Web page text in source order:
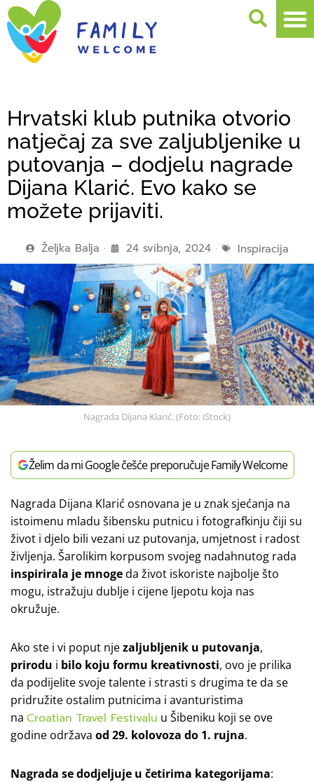
Hrvatski klub putnika otvorio
natječaj za sve zaljubljenike u
putovanja – dodjelu nagrade
Dijana Klarić. Evo kako se
možete prijaviti.
Željka Balja 24 svibnja, 2024 Inspiracija
Nagrada Dijana Klarić. (Foto: iStock)
Želim da mi Google češće preporučuje Family Welcome
Nagrada Dijana Klarić osnovana je u znak sjećanja na
istoimenu mladu šibensku putnicu i fotografkinju čiji su
život i djelo bili vezani uz putovanja, umjetnost i radost
življenja. Šarolikim korpusom svojeg nadahnutog rada
inspirirala je mnogeda život iskoriste najbolje što
mogu, istražuju dublje i cijene ljepotu koja nas
okružuje.
Ako ste i vi poput njezaljubljenik u putovanja,
prirodu i bilo koju formu kreativnosti, ovo je prilika
da podijelite svoje talente i strasti s drugima te da se
pridružite ostalim putnicima i avanturistima
na Croatian Travel Festivalu u Šibeniku koji se ove
godine održava od 29. kolovoza do 1. rujna.
Nagrada se dodjeljuje u četirima kategorijama: